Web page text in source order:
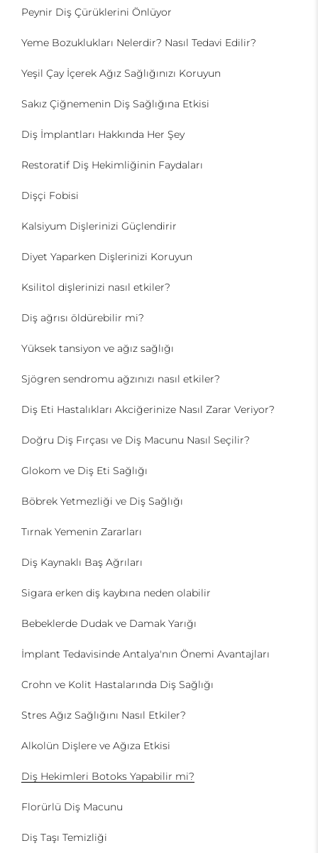
Peynir Diş Çürüklerini Önlüyor
Yeme Bozuklukları Nelerdir? Nasıl Tedavi Edilir?
Yeşil Çay İçerek Ağız Sağlığınızı Koruyun
Sakız Çiğnemenin Diş Sağlığına Etkisi
Diş İmplantları Hakkında Her Şey
Restoratif Diş Hekimliğinin Faydaları
Dişçi Fobisi
Kalsiyum Dişlerinizi Güçlendirir
Diyet Yaparken Dişlerinizi Koruyun
Ksilitol dişlerinizi nasıl etkiler?
Diş ağrısı öldürebilir mi?
Yüksek tansiyon ve ağız sağlığı
Sjögren sendromu ağzınızı nasıl etkiler?
Diş Eti Hastalıkları Akciğerinize Nasıl Zarar Veriyor?
Doğru Diş Fırçası ve Diş Macunu Nasıl Seçilir?
Glokom ve Diş Eti Sağlığı
Böbrek Yetmezliği ve Diş Sağlığı
Tırnak Yemenin Zararları
Diş Kaynaklı Baş Ağrıları
Sigara erken diş kaybına neden olabilir
Bebeklerde Dudak ve Damak Yarığı
İmplant Tedavisinde Antalya'nın Önemi Avantajları
Crohn ve Kolit Hastalarında Diş Sağlığı
Stres Ağız Sağlığını Nasıl Etkiler?
Alkolün Dişlere ve Ağıza Etkisi
Diş Hekimleri Botoks Yapabilir mi?
Florürlü Diş Macunu
Diş Taşı Temizliği